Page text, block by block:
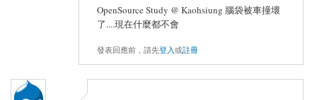
OpenSource Study @ Kaohsiung 腦袋被車撞壞
了....現在什麼都不會
發表回應前，請先登入或註冊